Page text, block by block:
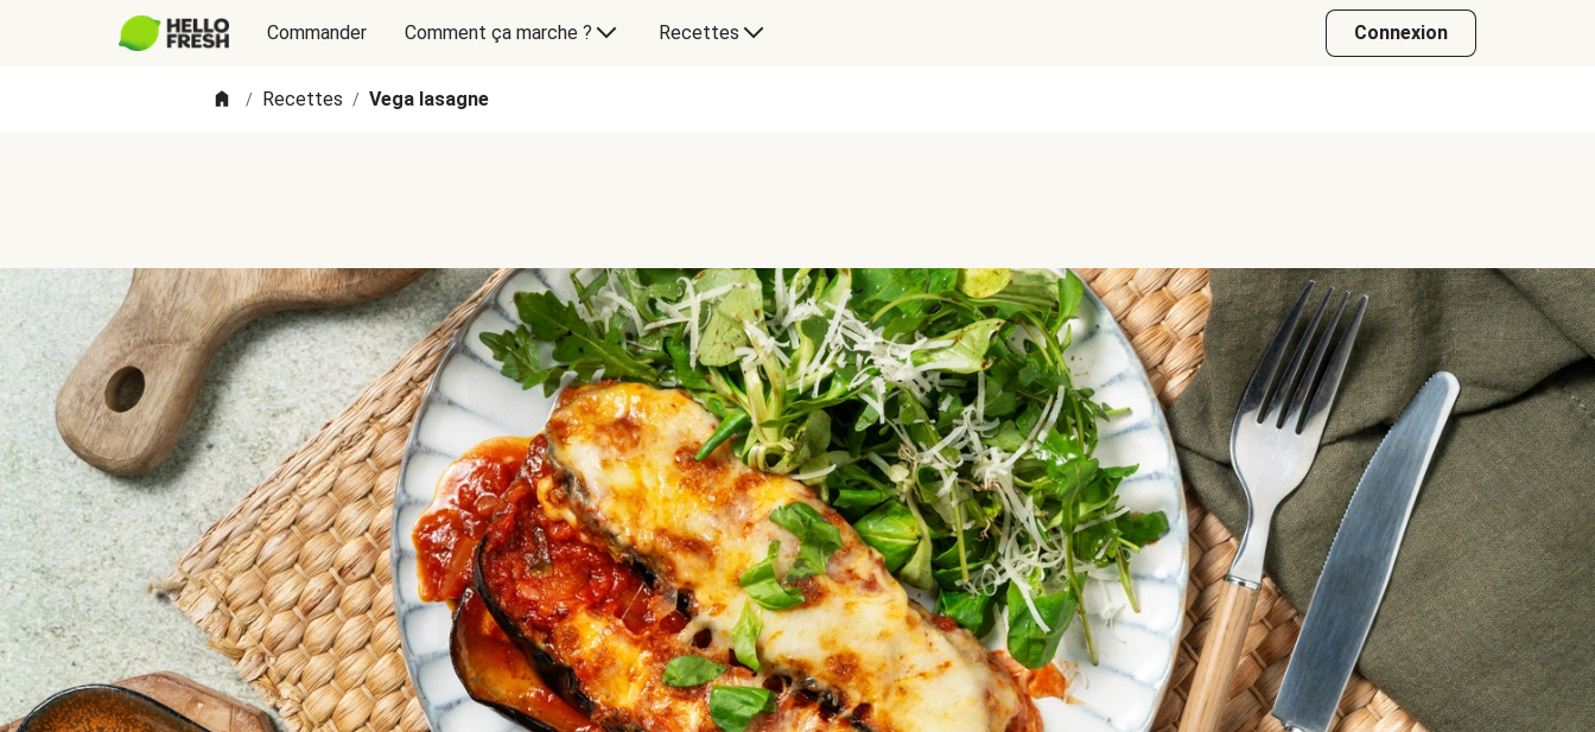
Commander Comment ça marche ? Recettes Connexion
/ Recettes / Vega lasagne